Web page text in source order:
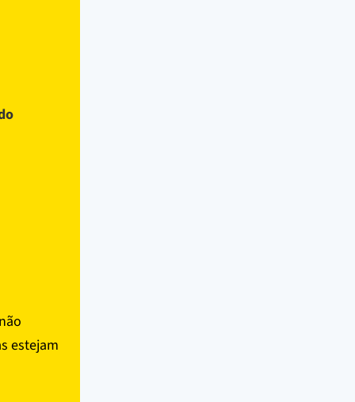
estejam